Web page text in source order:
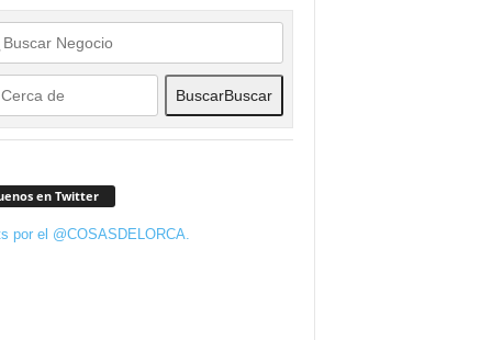
BuscarBuscar
en Twitter
por el @COSASDELORCA.